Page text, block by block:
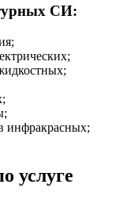
СИ:
инфракрасных;
услуге